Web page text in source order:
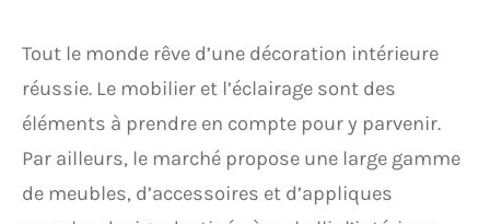
Tout le monde rêve d’une décoration intérieure
réussie. Le mobilier et l’éclairage sont des
éléments à prendre en compte pour y parvenir.
Par ailleurs, le marché propose une large gamme
de meubles, d’accessoires et d’appliques